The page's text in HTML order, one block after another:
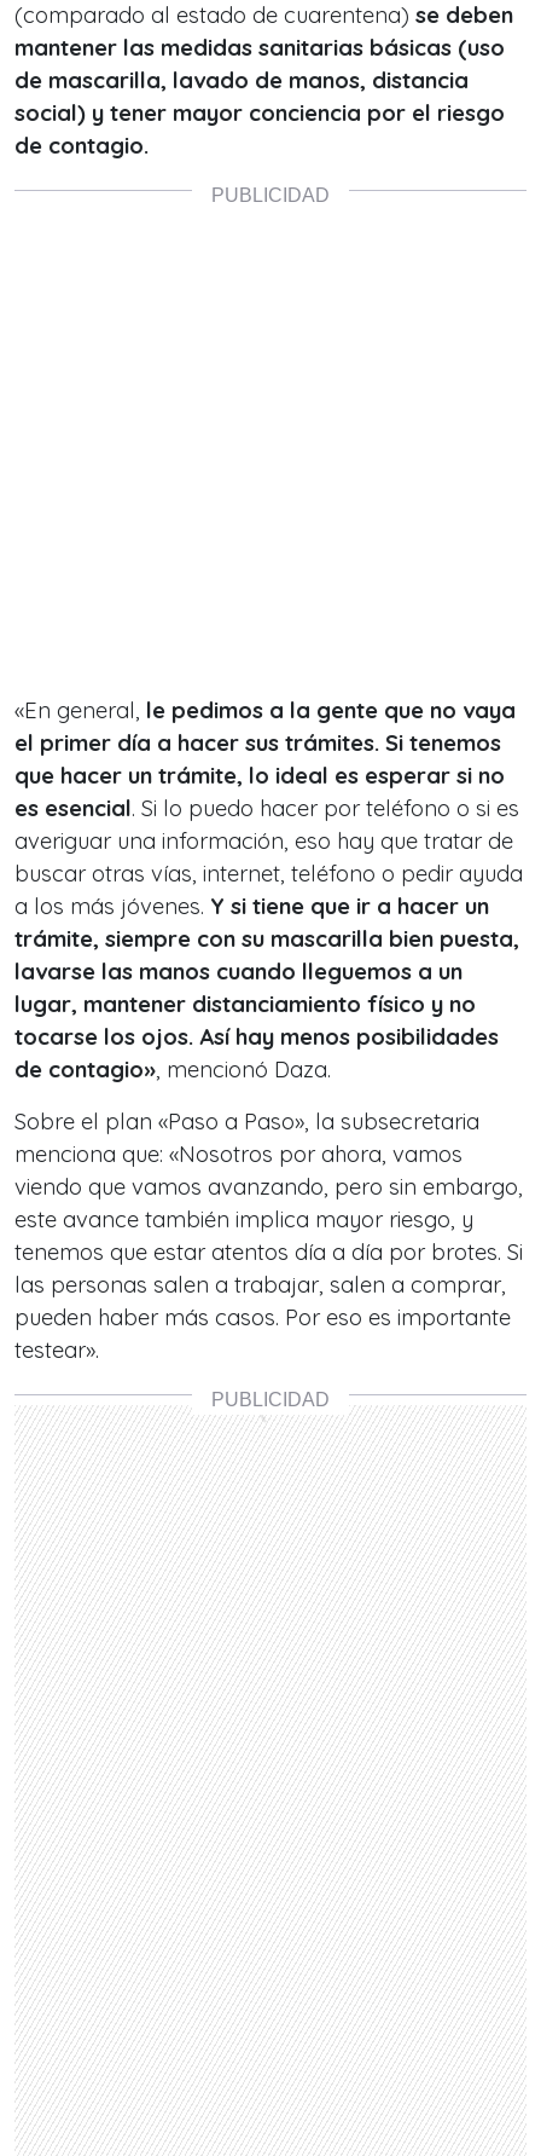
(comparado al estado de cuarentena) se deben
mantener las medidas sanitarias básicas (uso
de mascarilla, lavado de manos, distancia
social) y tener mayor conciencia por el riesgo
de contagio.
«En general, le pedimos a la gente que no vaya
el primer día a hacer sus trámites. Si tenemos
que hacer un trámite, lo ideal es esperar si no
es esencial. Si lo puedo hacer por teléfono o si es
averiguar una información, eso hay que tratar de
buscar otras vías, internet, teléfono o pedir ayuda
a los más jóvenes. Y si tiene que ir a hacer un
trámite, siempre con su mascarilla bien puesta,
lavarse las manos cuando lleguemos a un
lugar, mantener distanciamiento físico y no
tocarse los ojos. Así hay menos posibilidades
de contagio», mencionó Daza.
Sobre el plan «Paso a Paso», la subsecretaria
menciona que: «Nosotros por ahora, vamos
viendo que vamos avanzando, pero sin embargo,
este avance también implica mayor riesgo, y
tenemos que estar atentos día a día por brotes. Si
las personas salen a trabajar, salen a comprar,
pueden haber más casos. Por eso es importante
testear».